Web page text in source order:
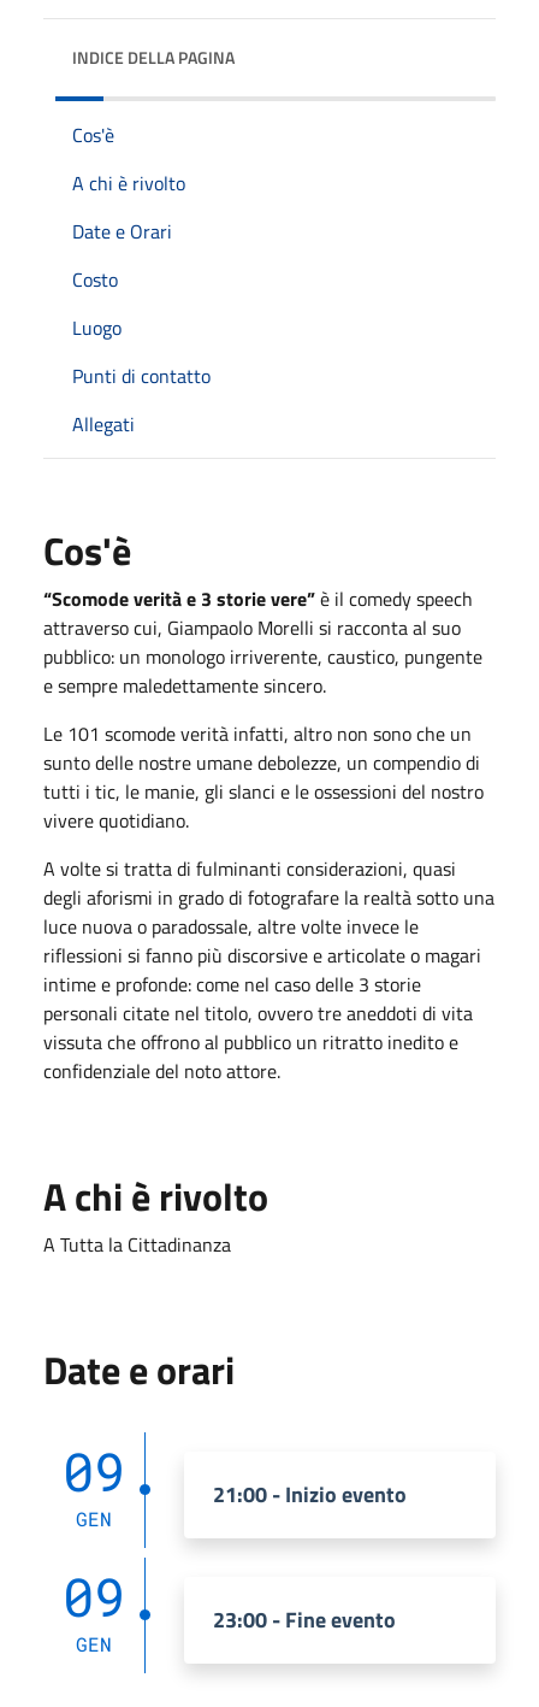
INDICE DELLA PAGINA
Cos'è
A chi è rivolto
Date e Orari
Costo
Luogo
Punti di contatto
Allegati
Cos'è
“Scomode verità e 3 storie vere”è il comedy speech
attraverso cui, Giampaolo Morelli si racconta al suo
pubblico: un monologo irriverente, caustico, pungente
e sempre maledettamente sincero.
Le 101 scomode verità infatti, altro non sono che un
sunto delle nostre umane debolezze, un compendio di
tutti i tic, le manie, gli slanci e le ossessioni del nostro
vivere quotidiano.
A volte si tratta di fulminanti considerazioni, quasi
degli aforismi in grado di fotografare la realtà sotto una
luce nuova o paradossale, altre volte invece le
riflessioni si fanno più discorsive e articolate o magari
intime e profonde: come nel caso delle 3 storie
personali citate nel titolo, ovvero tre aneddoti di vita
vissuta che offrono al pubblico un ritratto inedito e
confidenziale del noto attore.
A chi è rivolto
A Tutta la Cittadinanza
Date e orari
09
GEN
21:00 - Inizio evento
09
GEN
23:00 - Fine evento